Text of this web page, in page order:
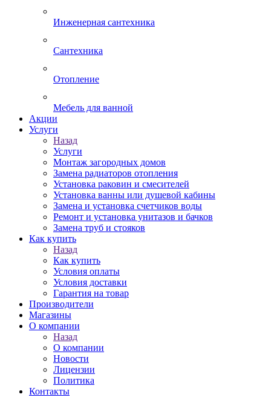
Инженерная сантехника
Сантехника
Отопление
Мебель для ванной
Акции
Услуги
Назад
Услуги
Монтаж загородных домов
Замена радиаторов отопления
Установка раковин и смесителей
Установка ванны или душевой кабины
Замена и установка счетчиков воды
Ремонт и установка унитазов и бачков
Замена труб и стояков
Как купить
Назад
Как купить
Условия оплаты
Условия доставки
Гарантия на товар
Производители
Магазины
О компании
Назад
О компании
Новости
Лицензии
Политика
Контакты